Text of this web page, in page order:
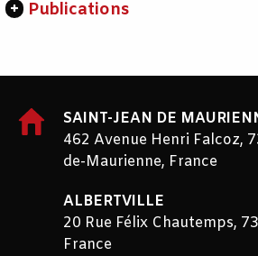
Publications
SAINT-JEAN DE
462 Avenue Henri Falcoz,
de-Maurienne, France
ALBERTVILLE
20 Rue Félix Chautemps,
France